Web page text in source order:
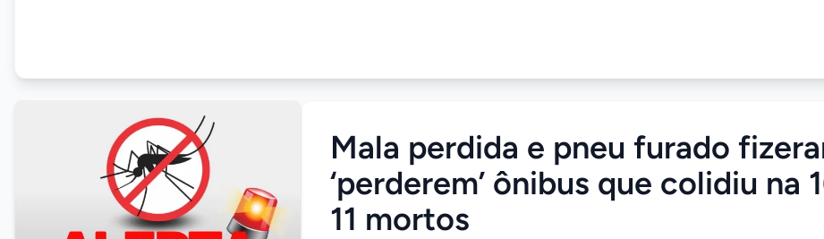
Mala perdida e pneu furado
‘perderem’ ônibus que colidiu na
11 mortos